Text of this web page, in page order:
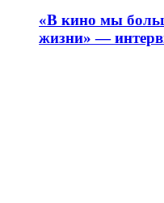
«В кино мы
жизни» —